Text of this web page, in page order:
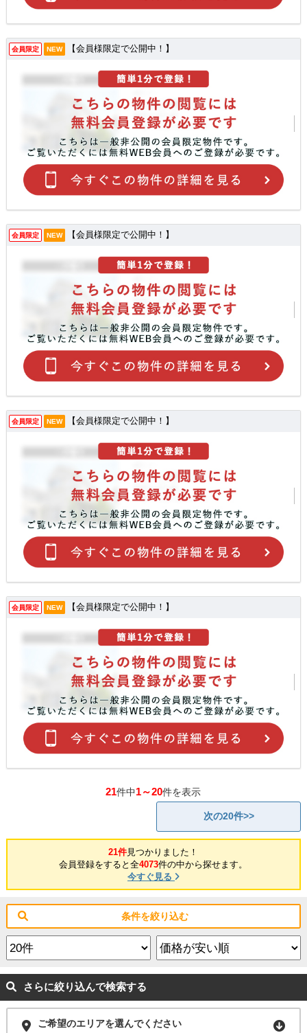
会員限定 NEW 【会員様限定で公開中！】
会員限定 NEW 【会員様限定で公開中！】
会員限定 NEW 【会員様限定で公開中！】
会員限定 NEW 【会員様限定で公開中！】
21件中1～20件を表示
次の20件>>
21件見つかりました！
会員登録をすると全4073件の中から探せます。
今すぐ見る
条件を絞り込む
さらに絞り込んで検索する
ご希望のエリアを選んでください